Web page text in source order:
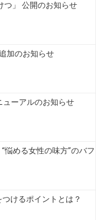
つ」 公開のお知らせ
加のお知らせ
ューアルのお知らせ
悩める女性の味方”のバフ
けるポイントとは？